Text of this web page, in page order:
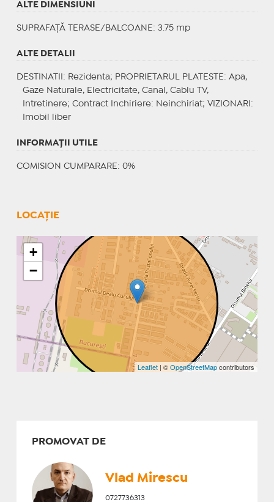
ALTE DIMENSIUNI
SUPRAFAȚĂ TERASE/BALCOANE: 3.75 mp
ALTE DETALII
DESTINATII : Rezidenta; PROPRIETARUL PLATESTE : Apa,
Gaze Naturale, Electricitate, Canal, Cablu TV,
Intretinere; Contract Inchiriere: Neinchiriat; VIZIONARI :
Imobil liber
INFORMAŢII UTILE
COMISION CUMPARARE: 0%
LOCAȚIE
+
−
Leaflet | ©OpenStreetMapcontributors
PROMOVAT DE
Vlad Mirescu
0727736313